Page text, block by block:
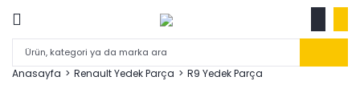
Anasayfa Renault Yedek Parça R9 Yedek Parça